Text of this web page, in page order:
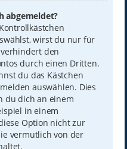
abgemeldet?
wirst du nur für
den
durch einen Dritten.
du das Kästchen
auswählen. Dies
du dich an einem
in einem
Option nicht zur
vermutlich von der